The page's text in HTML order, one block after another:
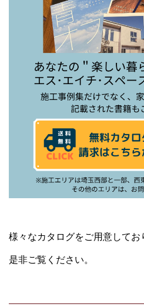
様々なカタログをご用意してお
是非ご覧ください。